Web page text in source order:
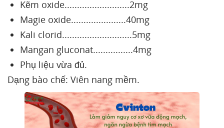
Kẽm oxide..........................2mg
Magie oxide......................40mg
Kali clorid............................5mg
Mangan gluconat................4mg
Phụ liệu vừa đủ.
Dạng bào chế: Viên nang mềm.